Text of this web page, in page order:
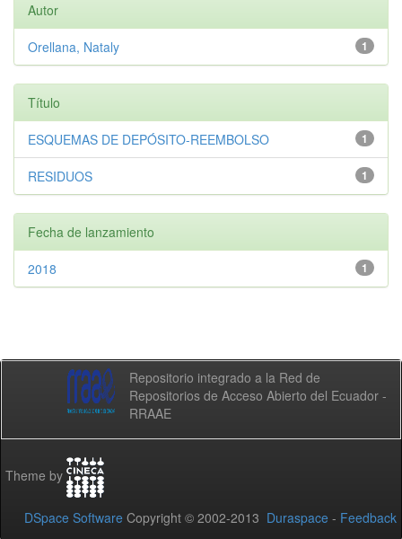
Autor
1
Orellana, Nataly
Título
1
ESQUEMAS DE DEPÓSITO-REEMBOLSO
1
RESIDUOS
Fecha de lanzamiento
1
2018
Repositorio integrado a la Red de
Repositorios de Acceso Abierto del Ecuador -
RRAAE
Theme by
DSpace Software Copyright © 2002-2013 Duraspace - Feedback